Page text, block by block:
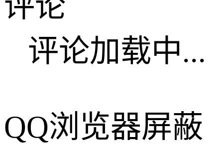
评论加载中...
QQ浏览器屏蔽